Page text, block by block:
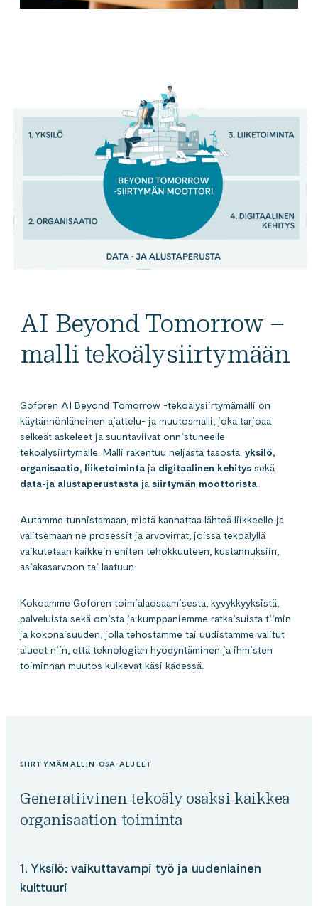
AI Beyond Tomorrow –
malli tekoälysiirtymään
Goforen AI Beyond Tomorrow -tekoälysiirtymämalli on
käytännönläheinen ajattelu- ja muutosmalli, joka tarjoaa
selkeät askeleet ja suuntaviivat onnistuneelle
tekoälysiirtymälle. Malli rakentuu neljästä tasosta: yksilö,
organisaatio, liiketoiminta ja digitaalinen kehitys sekä
data-ja alustaperustasta ja siirtymän moottorista
Autamme tunnistamaan, mistä kannattaa lähteä liikkeelle ja
valitsemaan ne prosessit ja arvovirrat, joissa tekoälyllä
vaikutetaan kaikkein eniten tehokkuuteen, kustannuksiin,
asiakasarvoon tai laatuun.
Kokoamme Goforen toimialaosaamisesta, kyvykkyyksistä,
palveluista sekä omista ja kumppaniemme ratkaisuista tiimin
ja kokonaisuuden, jolla tehostamme tai uudistamme valitut
alueet niin, että teknologian hyödyntäminen ja ihmisten
toiminnan muutos kulkevat käsi kädessä.
SIIRTYMÄMALLIN OSA-ALUEET
Generatiivinen tekoäly osaksi kaikkea
organisaation toiminta
1. Yksilö: vaikuttavampi työ ja uudenlainen
kulttuuri